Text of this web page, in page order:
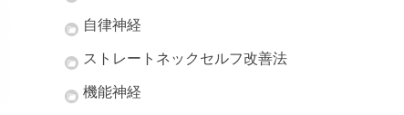
自律神経
ストレートネックセルフ改善法
機能神経